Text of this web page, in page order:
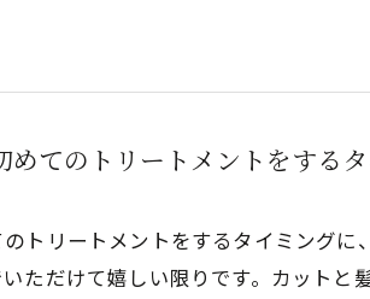
めてのトリートメントをする
トリートメントをするタイミングに
ただけて嬉しい限りです。カットと